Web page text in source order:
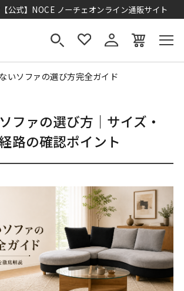
公式】NOCE ノーチェオンライン通販サイト
いソファの選び方完全ガイド
ファの選び方｜サイズ・
路の確認ポイント